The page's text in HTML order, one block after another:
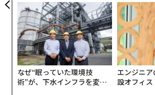
今回のIPOでは、「資金調達額」が過
込みだ。資金調達額は「1株の価格」×
数」で算出され、今回の場合は1株
5555株＝749億9999万9925ドルとな
達額750億ドルの根拠だ。この額は、
ラビアの国営企業サウジアラムコが記
全貌
なぜ“眠っていた環境技
術”が、下水インフラを変え
エンジニ
設オフィ